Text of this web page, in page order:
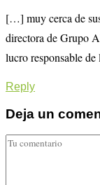
[…] muy cerca de
directora de Grupo
lucro responsable
Reply
Deja un